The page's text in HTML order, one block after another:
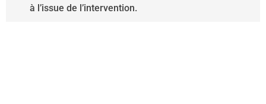
à l’issue de l’intervention.